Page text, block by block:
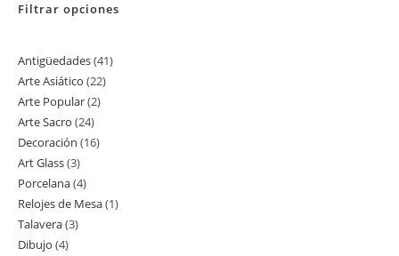
Filtrar opciones
Antigüedades 4141
Arte Asiático 2222
Arte Popular 22
Arte Sacro 2424
productos
Decoración 1616
Art Glass 33
productos
Porcelana 44
productos
Relojes de Mesa 11
Talavera 33
Dibujo 44